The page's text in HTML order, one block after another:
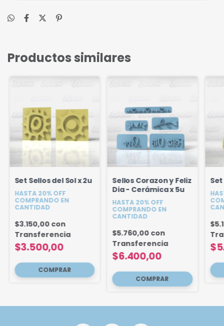
Productos similares
Set Sellos del Sol x 2u
HASTA 20% OFF
COMPRANDO EN
CANTIDAD
$3.500,00
$3.150,00 con
Transferencia
Sellos Corazon y Feliz
Dia - Cerámica x 5u
HASTA 20% OFF
COMPRANDO EN
CANTIDAD
$6.400,00
$5.760,00 con
Transferencia
Set